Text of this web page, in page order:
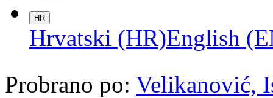
HR
Hrvatski (HR)English
Probrano po: Velikanović,